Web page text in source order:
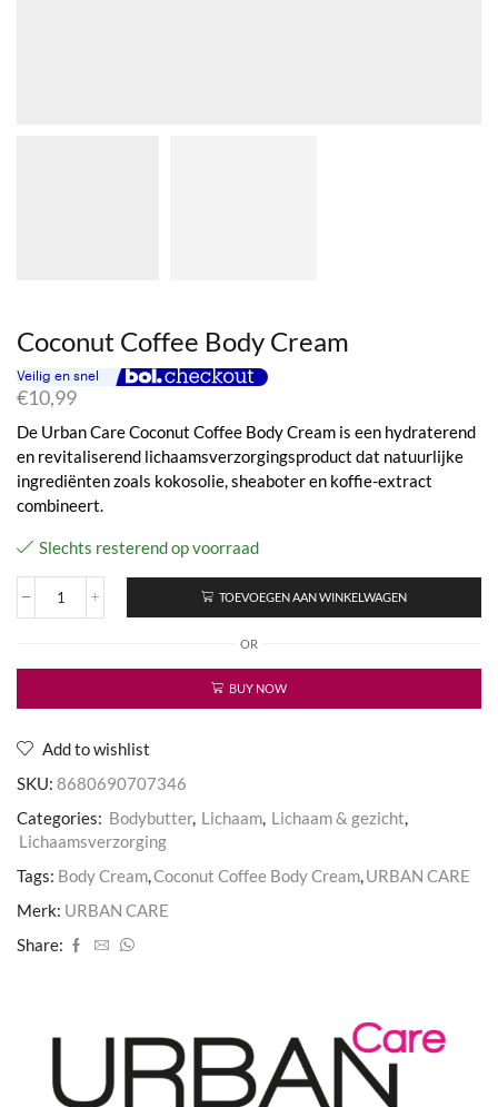
Coconut Coffee Body Cream
€10,99
De Urban Care Coconut Coffee Body Cream is een hydraterend
en revitaliserend lichaamsverzorgingsproduct dat natuurlijke
ingrediënten zoals kokosolie, sheaboter en koffie-extract
combineert.
Slechts resterend op voorraad
Coconut
Cream
TOEVOEGEN AAN WINKELWAGEN
OR
BUY NOW
Add to wishlist
SKU: 8680690707346
Categories: Bodybutter, Lichaam, Lichaam & gezicht,
Lichaamsverzorging
Tags: Body Cream,Coconut Coffee Body Cream,URBAN CARE
Merk: URBAN CARE
Share: